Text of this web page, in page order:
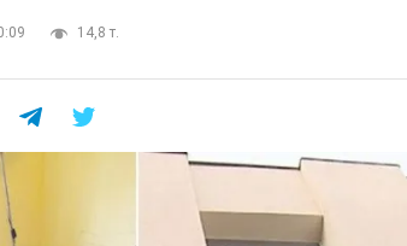
14,8 т.